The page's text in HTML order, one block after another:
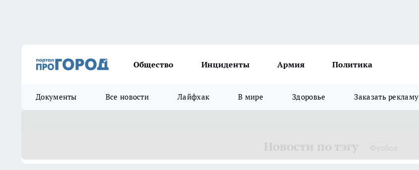
Общество Инциденты Армия Политика
Документы Все новости Лайфхак В мире Здоровье Заказать рекламу